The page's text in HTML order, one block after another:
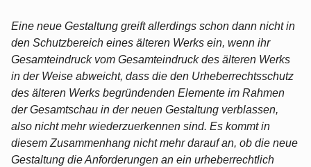
Eine neue Gestaltung greift allerdings schon dann nicht in
den Schutzbereich eines älteren Werks ein, wenn ihr
Gesamteindruck vom Gesamteindruck des älteren Werks
in der Weise abweicht, dass die den Urheberrechtsschutz
des älteren Werks begründenden Elemente im Rahmen
der Gesamtschau in der neuen Gestaltung verblassen,
also nicht mehr wiederzuerkennen sind. Es kommt in
diesem Zusammenhang nicht mehr darauf an, ob die neue
Gestaltung die Anforderungen an ein urheberrechtlich